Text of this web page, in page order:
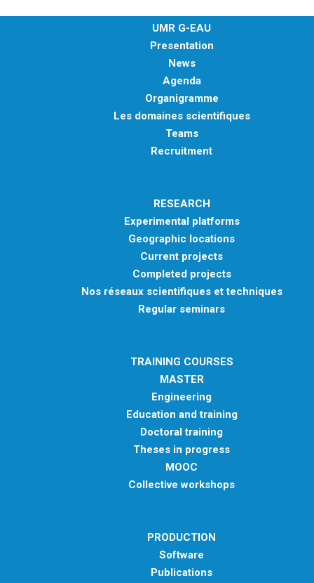
UMR G-EAU
Presentation
News
Agenda
Organigramme
Les domaines scientifiques
Teams
Recruitment
RESEARCH
Experimental platforms
Geographic locations
Current projects
Completed projects
Nos réseaux scientifiques et techniques
Regular seminars
TRAINING COURSES
MASTER
Engineering
Education and training
Doctoral training
Theses in progress
MOOC
Collective workshops
PRODUCTION
Software
Publications